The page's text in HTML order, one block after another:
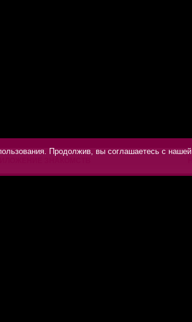
Продолжив, вы соглашаетесь с нашей